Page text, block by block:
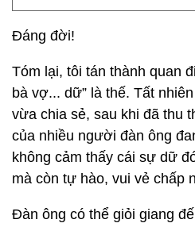
Đáng đời!
Tóm lại, tôi tán thành quan
bà vợ... dữ” là thế. Tất
vừa chia sẻ, sau khi đã thu
của nhiều người đàn ông
không cảm thấy cái sự dữ
mà còn tự hào, vui vẻ chấp
Đàn ông có thể giỏi giang